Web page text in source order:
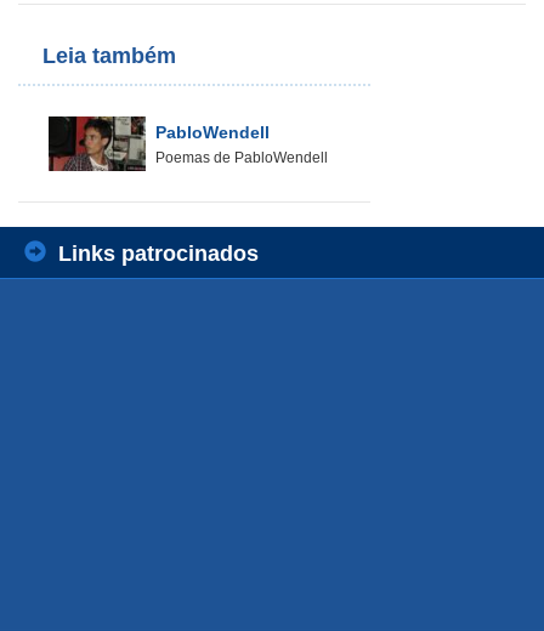
Leia também
PabloWendell
Poemas de PabloWendell
Links patrocinados